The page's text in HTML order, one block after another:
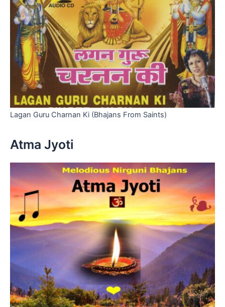
Lagan Guru Charnan Ki (Bhajans From Saints)
Atma Jyoti